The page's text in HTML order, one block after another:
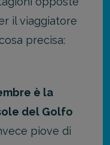
il viaggiatore
precisa:
è la
del Golfo
piove di